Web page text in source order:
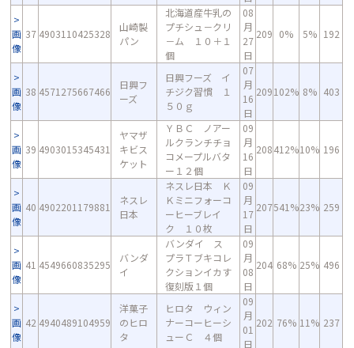
画
像
37 4903110425328
山崎製
パン
北海道産牛乳の
プチシュ－クリ
－ム １０＋１
個
08
月
27
日
209 0% 5% 192
画
像
38 4571275667466
日興フ
ーズ
日興フーズ イ
チジク習慣 １
５０ｇ
07
月
16
日
209102% 8% 403
画
像
39 4903015345431
ヤマザ
キビス
ケット
ＹＢＣ ノアー
ルクランチチョ
コメープルバタ
ー１２個
09
月
16
日
208412%10% 196
画
像
40 4902201179881
ネスレ
日本
ネスレ日本 Ｋ
Ｋミニフォーコ
ーヒーブレイ
ク １０枚
09
月
17
日
207541%23% 259
画
像
41 4549660835295
バンダ
イ
バンダイ ス
プラＴブキコレ
クションイカす
復刻版１個
09
月
08
日
204 68% 25% 496
画
像
42 4940489104959
洋菓子
のヒロ
タ
ヒロタ ウィン
ナーコーヒーシ
ューＣ ４個
09
月
01
日
202 76% 11% 237